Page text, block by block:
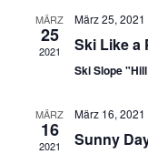
MÄRZ
25
2021
März 25, 2021
Ski Like a
Ski Slope
MÄRZ
16
2021
März 16, 2021
Sunny